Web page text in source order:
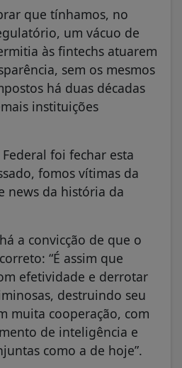
que tínhamos, no
um vácuo de
às fintechs atuarem
sem os mesmos
há duas décadas
instituições
foi fechar esta
fomos vítimas da
news da história da
a convicção de que o
“É assim que
efetividade e derrotar
destruindo seu
muita cooperação, com
de inteligência e
como a de hoje”.